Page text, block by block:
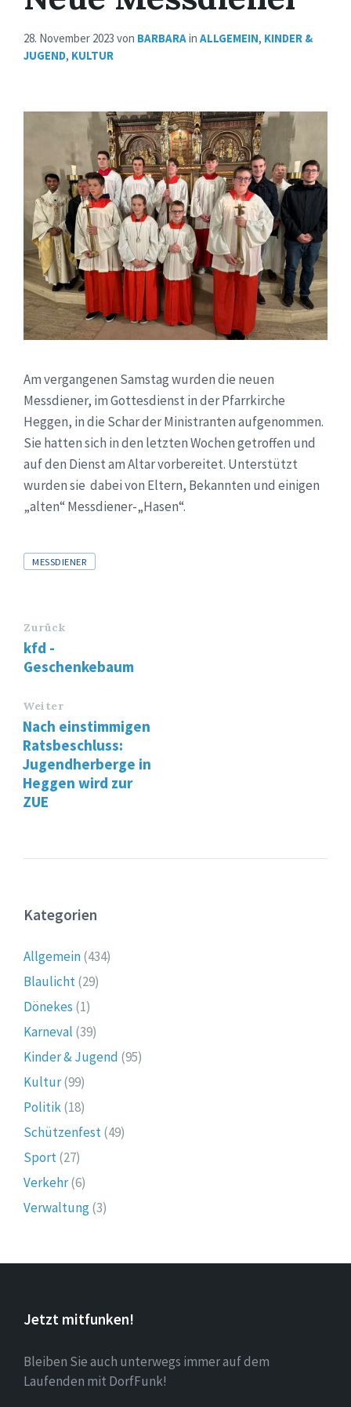
28. November 2023 von BARBARAin ALLGEMEIN, KINDER &
JUGEND, KULTUR
Am vergangenen Samstag wurden die neuen
Messdiener, im Gottesdienst in der Pfarrkirche
Heggen, in die Schar der Ministranten aufgenommen.
Sie hatten sich in den letzten Wochen getroffen und
auf den Dienst am Altar vorbereitet. Unterstützt
wurden sie dabei von Eltern, Bekannten und einigen
„alten“ Messdiener-„Hasen“.
Tags
MESSDIENER
Zurück
kfd -
Geschenkebaum
Weiter
Nach einstimmigen
Ratsbeschluss:
Jugendherberge in
Heggen wird zur
ZUE
Kategorien
Allgemein(434)
Blaulicht(29)
Dönekes (1)
Karneval (39)
Kinder & Jugend (95)
Kultur(99)
Politik(18)
Schützenfest(49)
Sport(27)
Verkehr(6)
Verwaltung(3)
Jetzt mitfunken!
Bleiben Sie auch unterwegs immer auf dem
Laufenden mit DorfFunk!